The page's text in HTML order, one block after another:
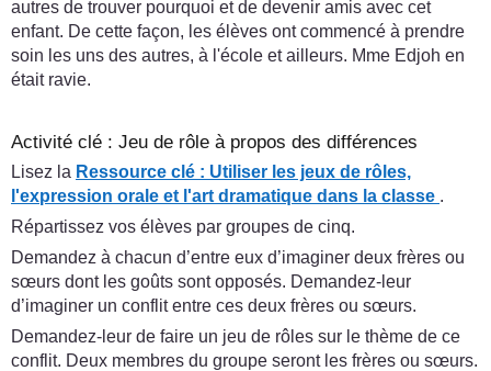
autres de trouver pourquoi et de devenir amis avec cet
enfant. De cette façon, les élèves ont commencé à prendre
soin les uns des autres, à l'école et ailleurs. Mme Edjoh en
était ravie.
Activité clé : Jeu de rôle à propos des différences
Lisez la Ressource clé : Utiliser les jeux de rôles,
l'expression orale et l'art dramatique dans la classe .
Répartissez vos élèves par groupes de cinq.
Demandez à chacun d’entre eux d’imaginer deux frères ou
sœurs dont les goûts sont opposés. Demandez-leur
d’imaginer un conflit entre ces deux frères ou sœurs.
Demandez-leur de faire un jeu de rôles sur le thème de ce
conflit. Deux membres du groupe seront les frères ou sœurs.